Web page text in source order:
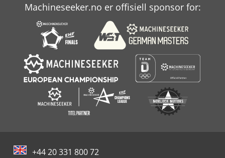
Machineseeker.no er offisiell sponsor for:
+44 20 331 800 72